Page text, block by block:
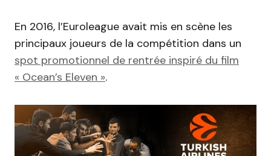
En 2016, l’Euroleague avait mis en scène les
principaux joueurs de la compétition dans un
spot promotionnel de rentrée inspiré du film
« Ocean’s Eleven ».